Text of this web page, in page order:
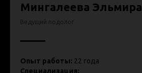
Мингалеева Эльмира
Ведущий подолог
Опыт работы: 22 года
Специализация: